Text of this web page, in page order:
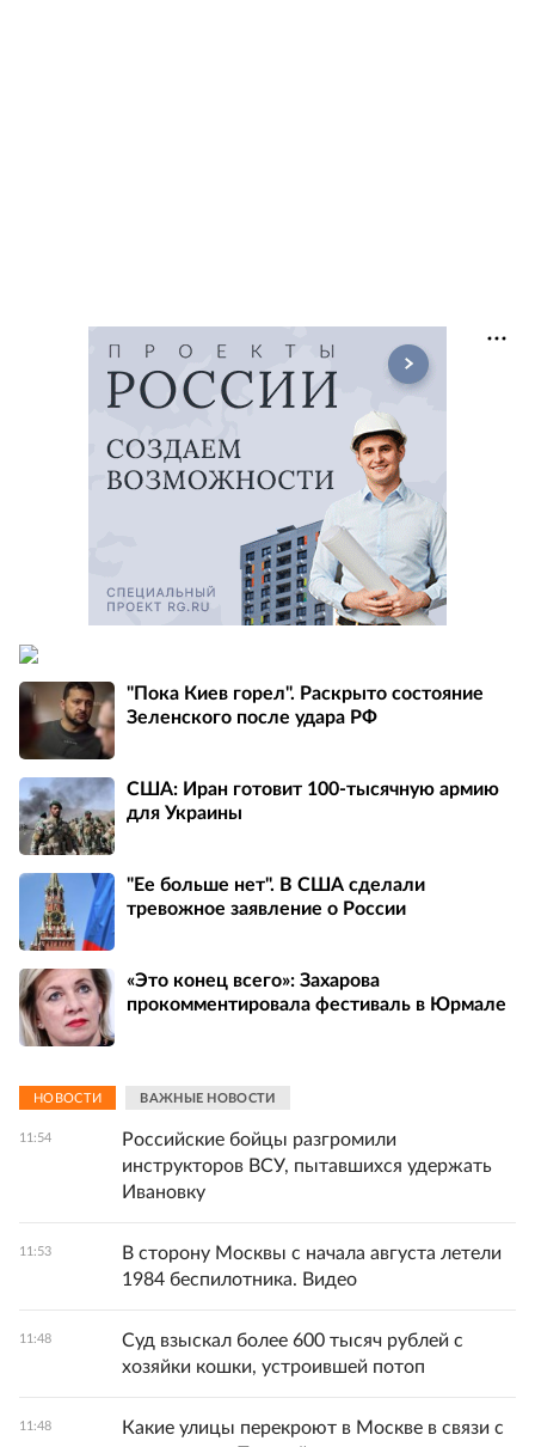
"Пока Киев горел". Раскрыто состояние
Зеленского после удара РФ
США: Иран готовит 100-тысячную армию
для Украины
"Ее больше нет". В США сделали
тревожное заявление о России
«Это конец всего»: Захарова
прокомментировала фестиваль в Юрмале
НОВОСТИ ВАЖНЫЕ НОВОСТИ
11:54
Российские бойцы разгромили
инструкторов ВСУ, пытавшихся удержать
Ивановку
11:53
В сторону Москвы с начала августа летели
1984 беспилотника. Видео
11:48
Суд взыскал более 600 тысяч рублей с
хозяйки кошки, устроившей потоп
11:48
Какие улицы перекроют в Москве в связи с